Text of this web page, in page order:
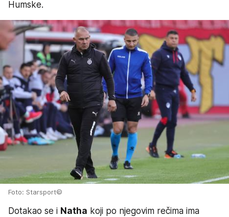
Humske.
Foto: Starsport©
Dotakao se i Natha koji po njegovim rečima ima